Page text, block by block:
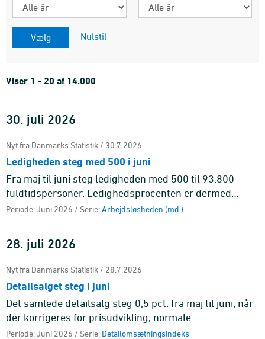
Nulstil
Viser 1 - 20 af 14.000
30. juli 2026
Nyt fra Danmarks Statistik / 30.7.2026
Ledigheden steg med 500 i juni
Fra maj til juni steg ledigheden med 500 til 93.800
fuldtidspersoner. Ledighedsprocenten er dermed
uændret med 3,1 pct. af arbejdsstyrken.
Periode: Juni 2026 / Serie:Arbejdsløsheden (md.)
28. juli 2026
Nyt fra Danmarks Statistik / 28.7.2026
Detailsalget steg i juni
Det samlede detailsalg steg 0,5 pct. fra maj til juni, når
der korrigeres for prisudvikling, normale
sæsonudsving og effekten af handelsdage. Det er
Periode: Juni 2026 / Serie: Detailomsætningsindeks